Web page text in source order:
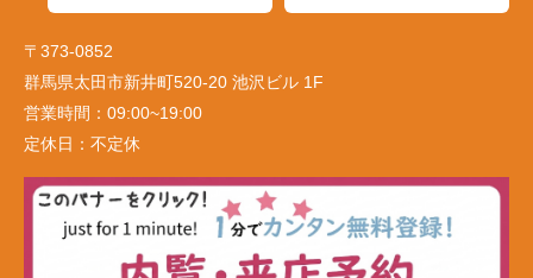
〒373-0852
群馬県太田市新井町520-20 池沢ビル 1F
営業時間： 09:00~19:00
定休日： 不定休